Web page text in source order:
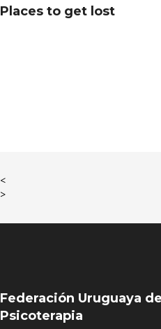
Places to get lost
<
>
Federación Uruguaya de
Psicoterapia